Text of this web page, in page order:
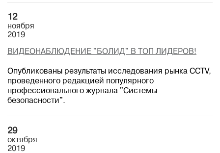
12
ноября
2019
ВИДЕОНАБЛЮДЕНИЕ "БОЛИД" В ТОП ЛИДЕРОВ!
Опубликованы результаты исследования рынка CCTV,
проведенного редакцией популярного
профессионального журнала "Системы
безопасности".
29
октября
2019